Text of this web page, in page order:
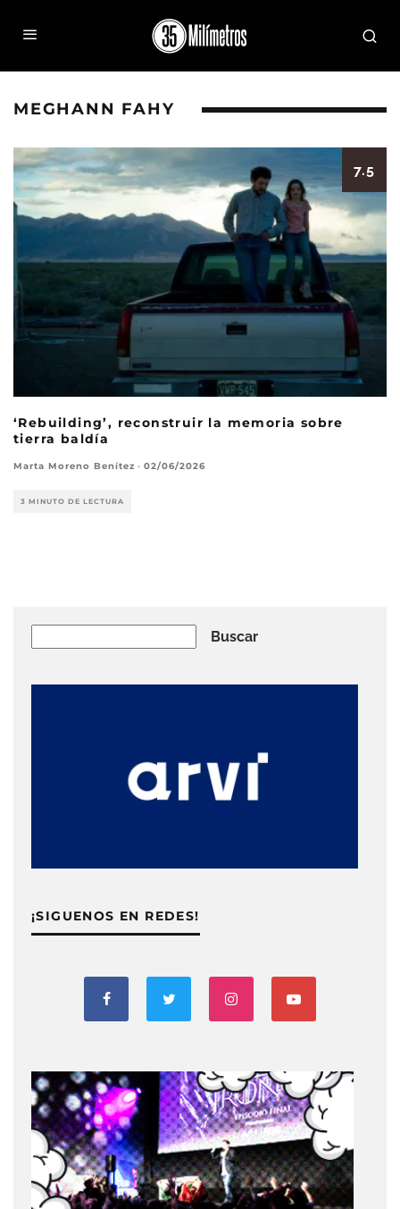
MEGHANN FAHY
7.5
‘Rebuilding’, reconstruir la memoria sobre
tierra baldía
Marta Moreno Benítez · 02/06/2026
3 MINUTO DE LECTURA
Buscar
¡SIGUENOS EN REDES!